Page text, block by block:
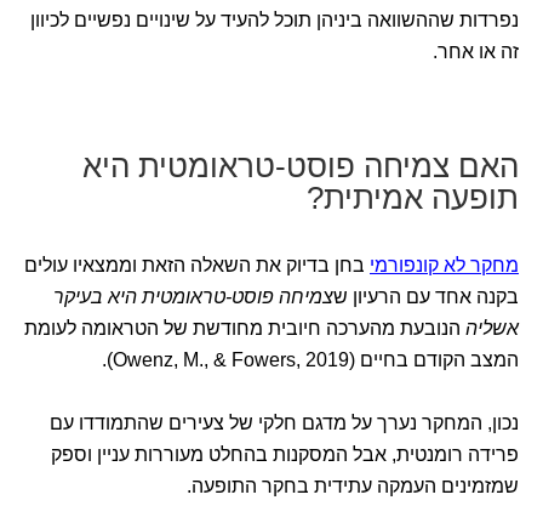
נפרדות שההשוואה ביניהן תוכל להעיד על שינויים נפשיים לכיוון
זה או אחר.
האם צמיחה פוסט-טראומטית היא
תופעה אמיתית?
מחקר לא קונפורמי בחן בדיוק את השאלה הזאת וממצאיו עולים
בקנה אחד עם הרעיון שצמיחה פוסט-טראומטית היא בעיקר
אשליה הנובעת מהערכה חיובית מחודשת של הטראומה לעומת
המצב הקודם בחיים (Owenz, M., & Fowers, 2019).
נכון, המחקר נערך על מדגם חלקי של צעירים שהתמודדו עם
פרידה רומנטית, אבל המסקנות בהחלט מעוררות עניין וספק
שמזמינים העמקה עתידית בחקר התופעה.